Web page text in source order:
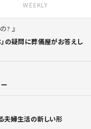
WEEKLY
?
の疑問に葬儀屋がお答えし
夫婦生活の新しい形